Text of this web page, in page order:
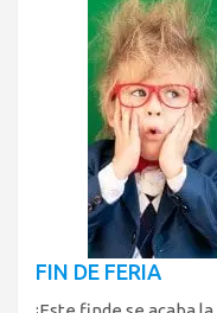
FIN DE FERIA